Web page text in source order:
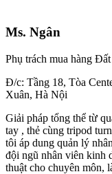
Ms. Ngân
Phụ trách mua hàng
Đ/c: Tầng 18, Tòa
Xuân, Hà Nội
Giải pháp tổng thể từ
tay , thẻ cùng tripod
tôi áp dung quản lý
đội ngũ nhân viên kinh
thuật cho chuyên môn,